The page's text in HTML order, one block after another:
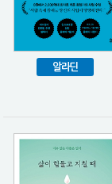
알라딘